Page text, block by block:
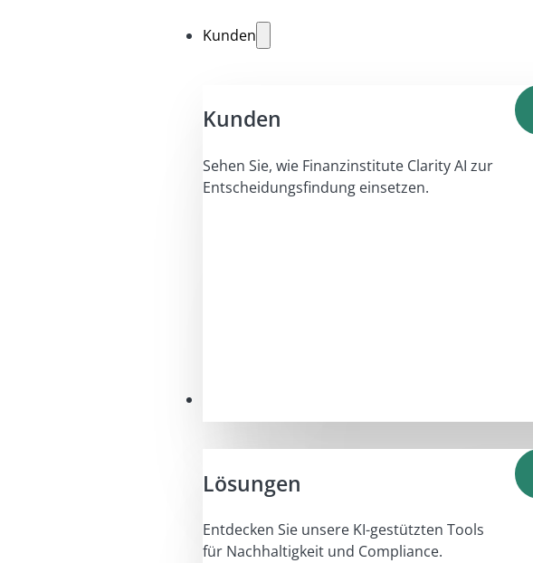
Kunden
Kunden
Sehen Sie, wie Finanzinstitute Clarity AI zur
Entscheidungsfindung einsetzen.
Lösungen
Entdecken Sie unsere KI-gestützten Tools
für Nachhaltigkeit und Compliance.